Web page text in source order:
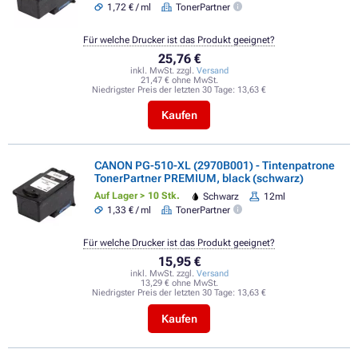
1,72 € / ml
TonerPartner
25,76 €
inkl. MwSt. zzgl. Versand
21,47 € ohne MwSt.
Niedrigster Preis der letzten 30 Tage: 13,63 €
Kaufen
Für welche Drucker ist das Produkt geeignet?
CANON PG-510-XL (2970B001) - Tintenpatrone
TonerPartner PREMIUM, black (schwarz)
Auf Lager > 10 Stk. Schwarz
12ml
1,33 € / ml
TonerPartner
15,95 €
inkl. MwSt. zzgl. Versand
13,29 € ohne MwSt.
Niedrigster Preis der letzten 30 Tage: 13,63 €
Kaufen
Für welche Drucker ist das Produkt geeignet?